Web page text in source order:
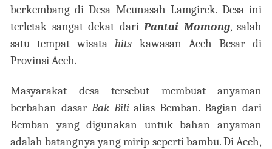
berkembang di Desa Meunasah Lamgirek. Desa ini
terletak sangat dekat dari Pantai Momong, salah
satu tempat wisatahits kawasan Aceh Besar di
Provinsi Aceh.
Masyarakat desa tersebut membuat anyaman
berbahan dasarBak Bili alias Bemban. Bagian dari
Bemban yang digunakan untuk bahan anyaman
adalah batangnya yang mirip seperti bambu. Di Aceh,